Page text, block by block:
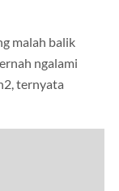
malah balik
ngalami
ternyata